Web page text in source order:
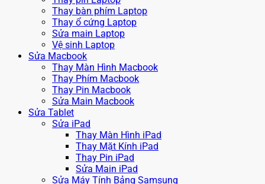
Thay bàn phím Laptop
Thay ổ cứng Laptop
Sửa main Laptop
Vệ sinh Laptop
Sửa Macbook
Thay Màn Hình Macbook
Thay Phím Macbook
Thay Pin Macbook
Sửa Main Macbook
Sửa Tablet
Sửa iPad
Thay Màn Hình iPad
Thay Mặt Kính iPad
Thay Pin iPad
Sửa Main iPad
Sửa Máy Tính Bảng Samsung